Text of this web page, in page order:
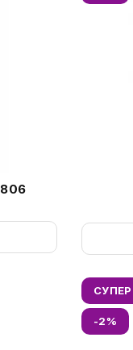
фото
-2%